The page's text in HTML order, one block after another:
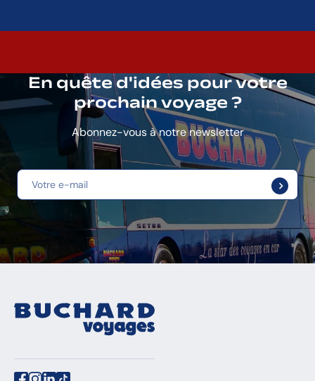
En quête d'idées pour votre
prochain voyage ?
Abonnez-vous à notre newsletter